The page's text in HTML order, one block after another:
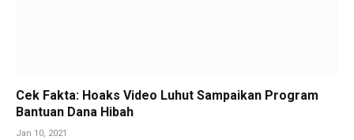
Cek Fakta: Hoaks Video Luhut Sampaikan Program
Bantuan Dana Hibah
Jan 10, 2021